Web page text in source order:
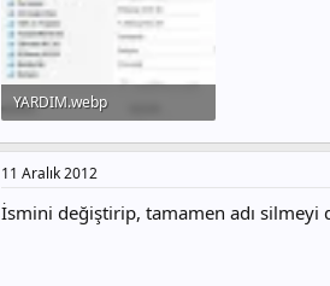
YARDIM.webp
15.9 KB · Görüntüleme: 524
11 Aralık 2012
İsmini değiştirip, tamamen adı silmeyi